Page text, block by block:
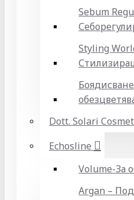
Sebum
Styling
Dott. Solari
Echosline
Volume-За
Argan –